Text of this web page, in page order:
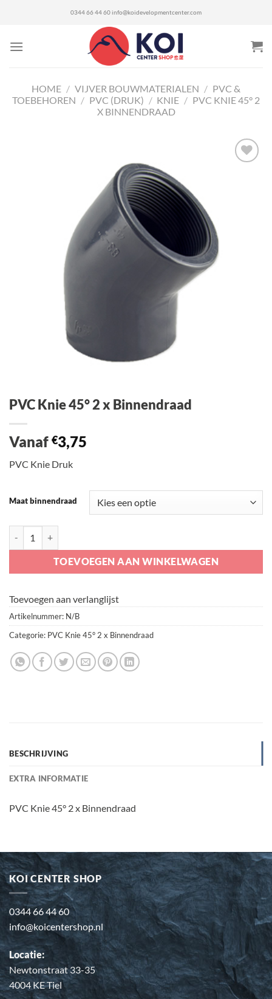
0344 66 44 60 info@koidevelopmentcenter.com
HOME / VIJVER BOUWMATERIALEN / PVC &
TOEBEHOREN / PVC (DRUK) / KNIE / PVC KNIE 45° 2
X BINNENDRAAD
PVC Knie 45° 2 x Binnendraad
Vanaf €3,75
PVC Knie Druk
Maat binnendraad
TOEVOEGEN AAN WINKELWAGEN
Toevoegen aan verlanglijst
Artikelnummer: N/B
Categorie: PVC Knie 45° 2 x Binnendraad
BESCHRIJVING
EXTRA INFORMATIE
PVC Knie 45° 2 x Binnendraad
KOI CENTER SHOP
0344 66 44 60
info@koicentershop.nl
Locatie:
Newtonstraat 33-35
4004 KE Tiel